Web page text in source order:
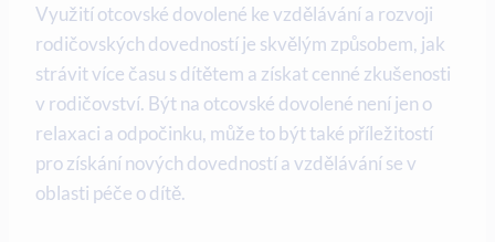
Využití otcovské dovolené ke vzdělávání⁤ a rozvoji
rodičovských dovedností ‍je skvělým způsobem, jak
strávit⁢ více času ‌s dítětem a získat cenné​ zkušenosti⁣
v rodičovství. ⁢Být‌ na otcovské dovolené ‌není‌ jen o
relaxaci ⁢a odpočinku, může to být také ⁣příležitostí
pro získání nových​ dovedností a ⁤vzdělávání se v
oblasti péče o dítě.